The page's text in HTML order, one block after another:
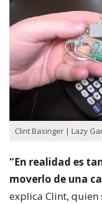
Clint Basinger | Lazy
“En realidad es
moverlo de una
explica Clint,